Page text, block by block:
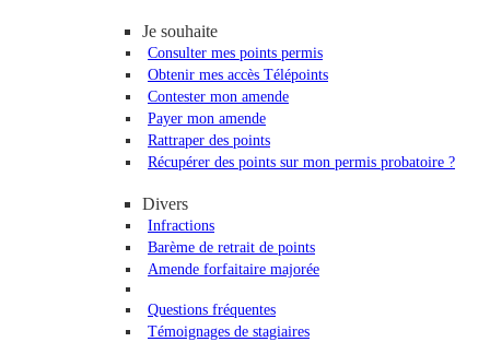
Je souhaite
Consulter mes points permis
Obtenir mes accès Télépoints
Contester mon amende
Payer mon amende
Rattraper des points
Récupérer des points sur mon permis probatoire ?
Divers
Infractions
Barème de retrait de points
Amende forfaitaire majorée
Questions fréquentes
Témoignages de stagiaires